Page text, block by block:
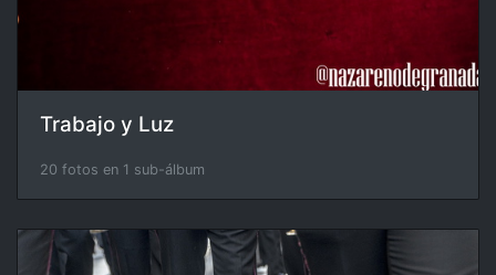
Trabajo y Luz
20 fotos en 1 sub-álbum